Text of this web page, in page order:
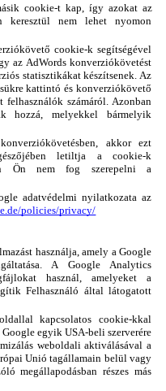
cookie-t kap, így azokat az
keresztül nem lehet nyomon
cookie-k segítségével
az AdWords konverziókövetést
statisztikákat készítsenek. Az
kattintó és konverziókövető
számáról. Azonban
hozzá, melyekkel bármelyik
akkor ezt
letiltja a cookie-k
Ön nem fog szerepelni a
adatvédelmi nyilatkozata az
policies/privacy/
használja, amely a Google
A Google Analytics
használ, amelyeket a
Felhasználó által látogatott
kapcsolatos cookie-kkal
egyik USA-beli szerverére
weboldali aktiválásával a
Unió tagállamain belül vagy
megállapodásban részes más